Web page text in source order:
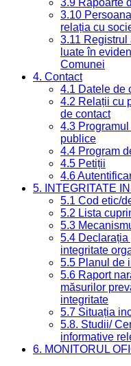
3.9 Rapoarte
3.10
relația cu
3.11
luate în
Comunei
4. Contact
4.1 Datele de
4.2 Relații cu
de contact
4.3
publice
4.4 Program
4.5 Petiții
4.6
5. INTEGRITATE
5.1 Cod etic/
5.2 Lista
5.3
5.4
integritate
5.5 Planul de
5.6 Raport
măsurilor
integritate
5.7 Situația
5.8. Studii/
informative
6. MONITORUL